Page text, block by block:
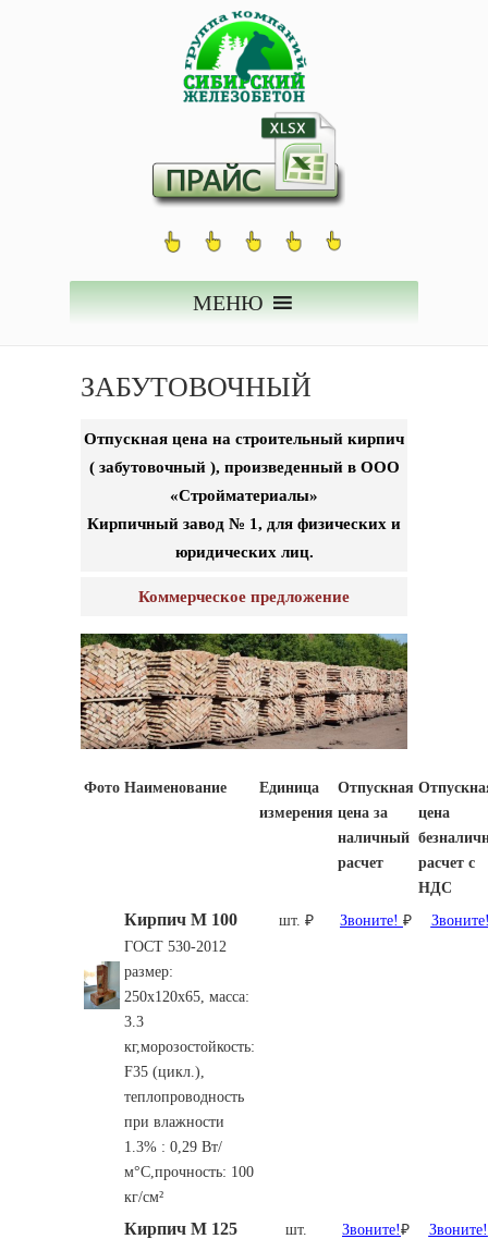
МЕНЮ
ЗАБУТОВОЧНЫЙ
Отпускная цена на строительный кирпич
( забутовочный ), произведенный в ООО
«Стройматериалы»
Кирпичный завод № 1, для физических и
юридических лиц.
Коммерческое предложение
Фото Наименование
Единица
измерения
Отпускная
цена за
наличный
расчет
цена
расчет с
НДС
Кирпич М 100
ГОСТ 530-2012
размер:
250х120х65, масса:
3.3
кг,морозостойкость:
F35 (цикл.),
теплопроводность
при влажности
1.3% : 0,29 Вт/
м°С,прочность: 100
кг/см²
шт. ₽ Звоните! ₽
Кирпич М 125 шт. Звоните!₽ Звоните!